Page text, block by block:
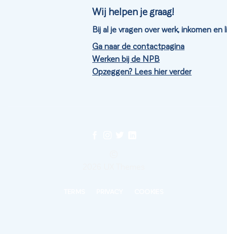
Wij helpen je graag!
Bij al je vragen over werk, inkomen en
Ga naar de contactpagina
Werken bij de NPB
Opzeggen? Lees hier verder